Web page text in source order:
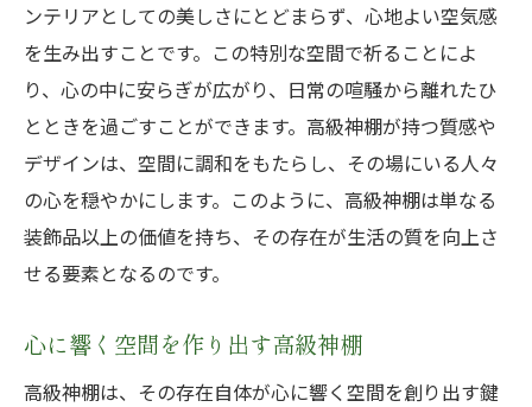
ンテリアとしての美しさにとどまらず、心地よい空気感
を生み出すことです。この特別な空間で祈ることによ
り、心の中に安らぎが広がり、日常の喧騒から離れたひ
とときを過ごすことができます。高級神棚が持つ質感や
デザインは、空間に調和をもたらし、その場にいる人々
の心を穏やかにします。このように、高級神棚は単なる
装飾品以上の価値を持ち、その存在が生活の質を向上さ
せる要素となるのです。
心に響く空間を作り出す高級神棚
高級神棚は、その存在自体が心に響く空間を創り出す鍵